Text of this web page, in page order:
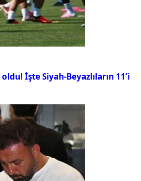
İşte Siyah-Beyazlıların 11’i